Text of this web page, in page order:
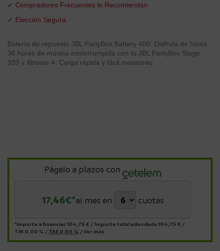
✓ Compradores Frecuentes lo Recomiendan
✓ Elección Segura
Batería de repuesto JBL PartyBox Battery 400: Disfruta de hasta
36 horas de música ininterrumpida con tu JBL PartyBox Stage
320 y Xtreme 4. Carga rápida y fácil monitoreo.
Págalo a plazos con
17,46€*al mes en cuotas
*Importe a financiar 104,75 € / Importe total adeudado104,75 € /
TIN 0,00 % / TAE 0,00 % /Ver más